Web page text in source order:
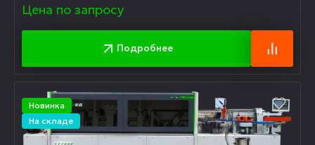
Цена по запросу
Подробнее
Новинка
На складе